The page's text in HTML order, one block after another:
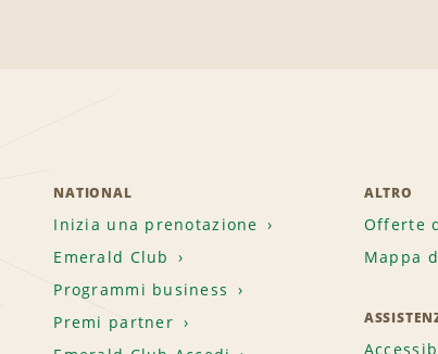
NATIONAL
Inizia una prenotazione
Emerald Club
Programmi business
Premi partner
ALTRO
Offerte
Mappa